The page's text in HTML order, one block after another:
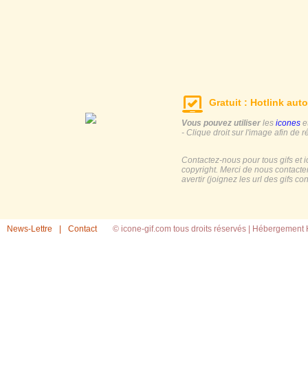
Gratuit : Hotlink
Vous pouvez utiliser les icones
- Clique droit sur l'image afin de
Contactez-nous pour tous gifs et
copyright. Merci de nous
avertir (joignez les url des gifs
News-Lettre Contact © icone-gif.com tous droits réservés | Hébergement